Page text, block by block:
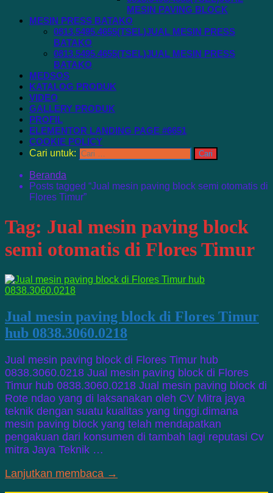
MESIN PAVING BLOCK
MESIN PRESS BATAKO
0813.5495.4655(TSEL)JUAL MESIN PRESS
BATAKO
0813.5495.4655(TSEL)JUAL MESIN PRESS
BATAKO
MEDSOS
KATALOG PRODUK
VIDEO
GALLERY PRODUK
PROFIL
ELEMENTOR LANDING PAGE #6651
COOKIE POLICY
Cari untuk:
Beranda
Posts tagged “Jual mesin paving block semi otomatis di
Flores Timur”
Tag: Jual mesin paving block
semi otomatis di Flores Timur
Jual mesin paving block di Flores Timur
hub 0838.3060.0218
Jual mesin paving block di Flores Timur hub
0838.3060.0218 Jual mesin paving block di Flores
Timur hub 0838.3060.0218 Jual mesin paving block di
Rote ndao yang di laksanakan oleh CV Mitra jaya
teknik dengan suatu kualitas yang tinggi.dimana
mesin paving block yang telah mendapatkan
pengakuan dari konsumen di tambah lagi reputasi Cv
mitra Jaya Teknik …
Lanjutkan membaca →